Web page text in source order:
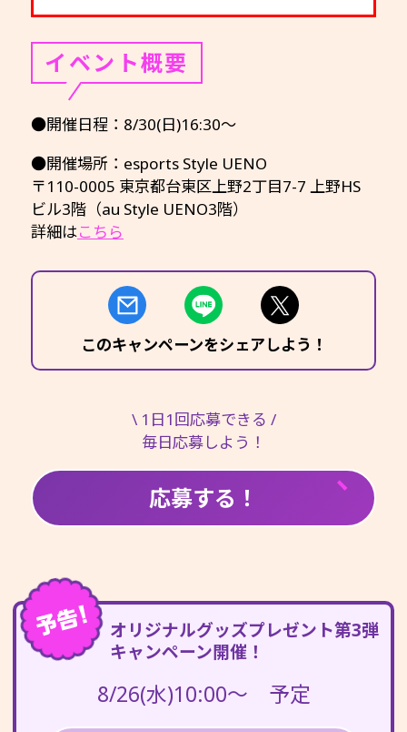
イベント概要
●開催日程：8/30(日)16:30～
●開催場所：esports Style UENO
〒110-0005 東京都台東区上野2丁目7-7 上野HS
ビル3階（au Style UENO3階）
詳細はこちら
このキャンペーンをシェアしよう！
\ 1日1回応募できる /
毎日応募しよう！
応募する！
オリジナルグッズプレゼント第3弾
キャンペーン開催！
8/26(水)10:00～ 予定